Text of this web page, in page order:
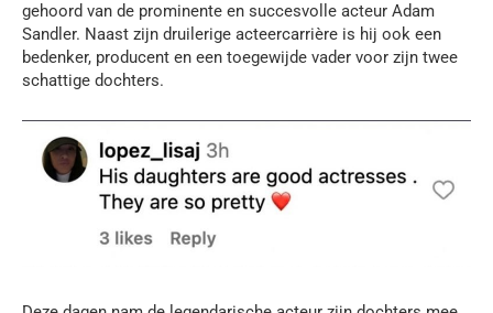
gehoord van de prominente en succesvolle acteur Adam
Sandler. Naast zijn druilerige acteercarrière is hij ook een
bedenker, producent en een toegewijde vader voor zijn twee
schattige dochters.